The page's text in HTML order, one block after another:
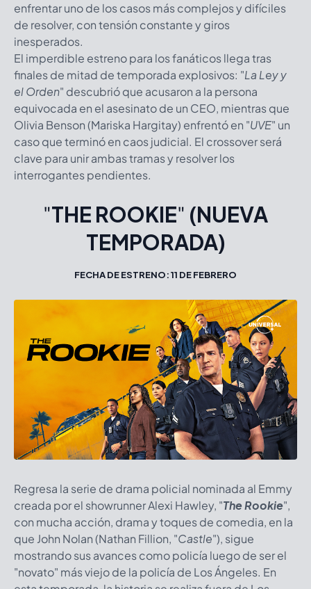
enfrentar uno de los casos más complejos y difíciles
de resolver, con tensión constante y giros
inesperados.
El imperdible estreno para los fanáticos llega tras
finales de mitad de temporada explosivos: "La Ley y
el Orden" descubrió que acusaron a la persona
equivocada en el asesinato de un CEO, mientras que
Olivia Benson (Mariska Hargitay) enfrentó en "UVE" un
caso que terminó en caos judicial. El crossover será
clave para unir ambas tramas y resolver los
interrogantes pendientes.
"THE ROOKIE" (NUEVA
TEMPORADA)
FECHA DE ESTRENO: 11 DE FEBRERO
Regresa la serie de drama policial nominada al Emmy
creada por el showrunner Alexi Hawley, "The Rookie",
con mucha acción, drama y toques de comedia, en la
que John Nolan (Nathan Fillion, "Castle"), sigue
mostrando sus avances como policía luego de ser el
"novato" más viejo de la policía de Los Ángeles. En